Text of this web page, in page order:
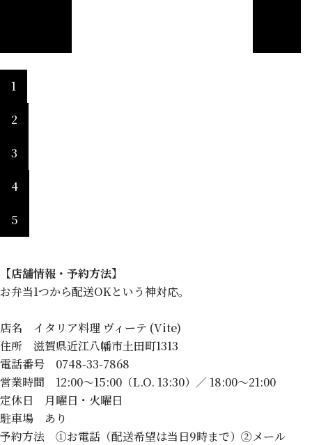
1
2
3
4
5
【店舗情報・予約方法】
お弁当1つから配送OKという神対応。
店名 イタリア料理 ヴィーテ (Vite)
住所 滋賀県近江八幡市土田町1313
電話番号 0748-33-7868
営業時間 12:00～15:00（L.O. 13:30）／ 18:00～21:00
定休日 月曜日・火曜日
駐車場 あり
予約方法 ①お電話（配送希望は当日9時まで）②メール